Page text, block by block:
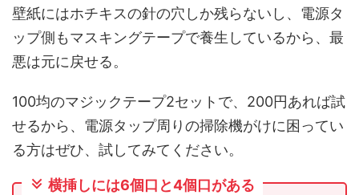
壁紙にはホチキスの針の穴しか残らないし、電源タ
ップ側もマスキングテープで養生しているから、最
悪は元に戻せる。
100均のマジックテープ2セットで、200円あれば試
せるから、電源タップ周りの掃除機がけに困ってい
る方はぜひ、試してみてください。
横挿しには6個口と4個口がある